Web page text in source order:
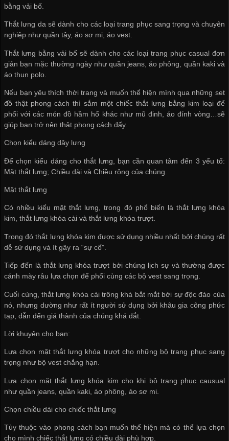
bằng vải bố.
Thắt lưng da sẽ dành cho các loại trang phục sang trọng và chuyên
nghiệp như quần tây, áo sơ mi, áo vest.
Thắt lưng bằng vải bố sẽ dành cho các loại trang phục casual đơn
giản bạn mặc thường ngày như quần jeans, áo phông, quần kaki và
áo thun polo.
Nếu bạn yêu thích thời trang và muốn thể hiện mình qua những set
đồ thật phong cách thì sắm một chiếc thắt lưng bằng kim loại để
phối với các món đồ hầm hố khác như mũ đinh, áo đính vòng…sẽ
giúp bạn trở nên thật phong cách đấy.
Chọn kiểu dáng dây lưng
Để chọn kiểu dáng cho thắt lưng, bạn cần quan tâm đến 3 yếu tố:
Mặt thắt lưng; Chiều dài và Chiều rộng của chúng.
Mặt thắt lưng
Có nhiều kiểu mặt thắt lưng, trong đó phổ biến là thắt lưng khóa
kim, thắt lưng khóa cài và thắt lưng khóa trượt.
Trong đó thắt lưng khóa kim được sử dụng nhiều nhất bởi chúng rất
dễ sử dụng và ít gây ra “sự cố”.
Tiếp đến là thắt lưng khóa trượt bởi chúng lịch sự và thường được
cánh mày râu lựa chọn để phối cùng các bộ vest sang trọng.
Cuối cùng, thắt lưng khóa cài trông khá bắt mắt bởi sự độc đáo của
nó, nhưng dường như rất ít người sử dụng bởi khâu gia công phức
tạp, dẫn đến giá thành của chúng khá đắt.
Lời khuyên cho bạn:
Lựa chọn mặt thắt lưng khóa trượt cho những bộ trang phục sang
trọng như bộ vest chẳng hạn.
Lựa chọn mặt thắt lưng khóa kim cho khi bộ trang phục causual
như quần jeans, quần kaki, áo phông, áo sơ mi.
Chọn chiều dài cho chiếc thắt lưng
Tùy thuộc vào phong cách bạn muốn thể hiện mà có thể lựa chọn
cho mình chiếc thắt lưng có chiều dài phù hợp.